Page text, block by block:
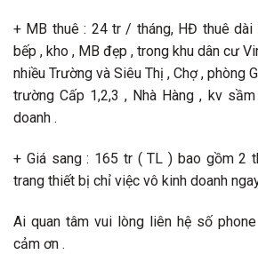
+ MB thuê : 24 tr / tháng, HĐ thuê dài
bếp , kho , MB đẹp , trong khu dân cư
nhiều Trường và Siêu Thị , Chợ , phòng
trường Cấp 1,2,3 , Nhà Hàng , kv
doanh .
+ Giá sang : 165 tr ( TL ) bao gồm 2
trang thiết bị chỉ việc vô kinh doanh
Ai quan tâm vui lòng liên hệ số
cảm ơn .